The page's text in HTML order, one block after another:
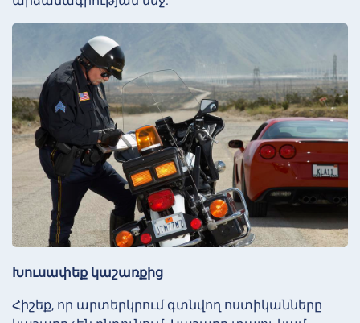
Խուսափեք կաշառքից
Հիշեք, որ արտերկրում գտնվող ոստիկանները